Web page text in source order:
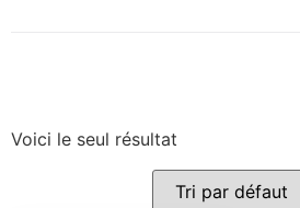
Voici le seul résultat